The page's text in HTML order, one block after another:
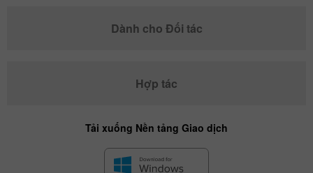
Dành cho Đối tác
Hợp tác
Tải xuống Nền tảng Giao dịch